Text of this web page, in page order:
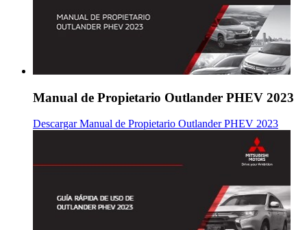
Manual de Propietario Outlander PHEV 2023
Descargar Manual de Propietario Outlander PHEV 2023